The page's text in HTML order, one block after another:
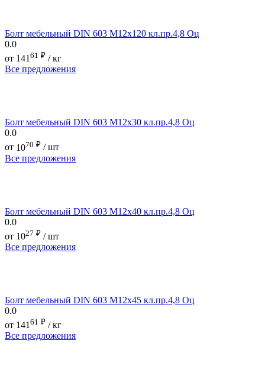
Болт мебельный DIN 603 М12х120 кл.пр.4,8 Оц
0.0
от 14161 ₽ / кг
Все предложения
Болт мебельный DIN 603 М12х30 кл.пр.4,8 Оц
0.0
от 1070 ₽ / шт
Все предложения
Болт мебельный DIN 603 М12х40 кл.пр.4,8 Оц
0.0
от 1027 ₽ / шт
Все предложения
Болт мебельный DIN 603 М12х45 кл.пр.4,8 Оц
0.0
от 14161 ₽ / кг
Все предложения